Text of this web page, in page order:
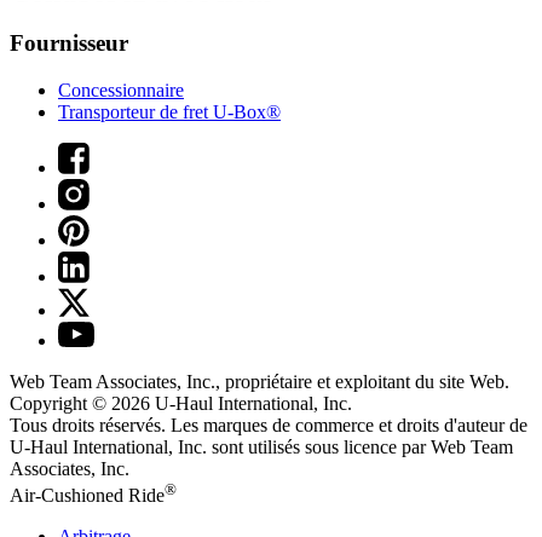
Fournisseur
Concessionnaire
Transporteur de fret U-Box®
Web Team Associates, Inc., propriétaire et exploitant du site Web.
Copyright © 2026 U-Haul International, Inc.
Tous droits réservés. Les marques de commerce et droits d'auteur de
U-Haul International, Inc. sont utilisés sous licence par Web Team
Associates, Inc.
Air-Cushioned Ride®